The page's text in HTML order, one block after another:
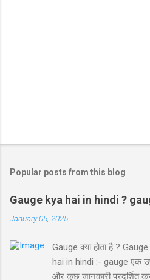
Popular posts from this blog
Gauge kya hai in hindi ?
January 05, 2025
Gauge क्या होता है ?
hai in hindi :- gauge एक
और कुछ जानकारी प्रदर्शित